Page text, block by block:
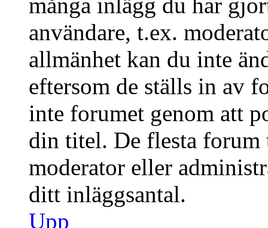
användare, t.ex.
allmänhet kan du inte
eftersom de ställs in av
inte forumet genom att
din titel. De flesta forum
moderator eller
ditt inläggsantal.
Upp